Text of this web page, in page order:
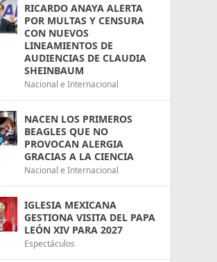
RICARDO ANAYA ALERTA
POR MULTAS Y CENSURA
CON NUEVOS
LINEAMIENTOS DE
AUDIENCIAS DE CLAUDIA
SHEINBAUM
Nacional e Internacional
NACEN LOS PRIMEROS
BEAGLES QUE NO
PROVOCAN ALERGIA
GRACIAS A LA CIENCIA
Nacional e Internacional
IGLESIA MEXICANA
GESTIONA VISITA DEL PAPA
LEÓN XIV PARA 2027
Espectáculos